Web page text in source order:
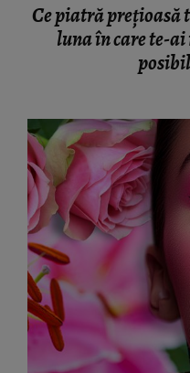
Ce piatră prețioasă
luna în care te-